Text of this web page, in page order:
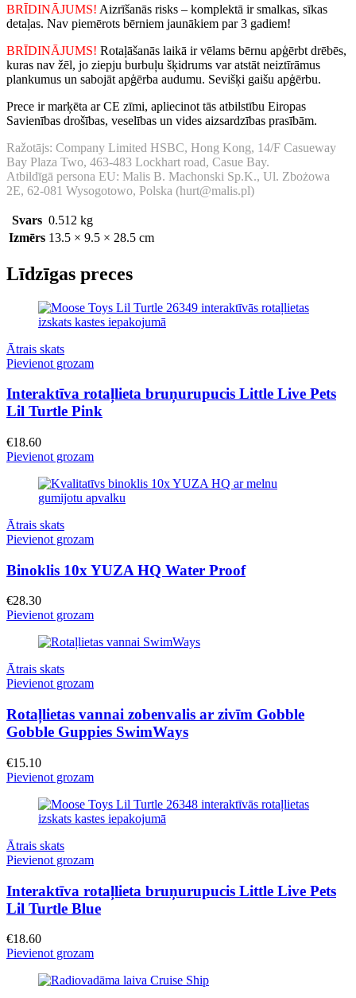
BRĪDINĀJUMS! Aizrīšanās risks – komplektā ir smalkas, sīkas
detaļas. Nav piemērots bērniem jaunākiem par 3 gadiem!
BRĪDINĀJUMS! Rotaļāšanās laikā ir vēlams bērnu apģērbt drēbēs,
kuras nav žēl, jo ziepju burbuļu šķidrums var atstāt neiztīrāmus
plankumus un sabojāt apģērba audumu. Sevišķi gaišu apģērbu.
Prece ir marķēta ar CE zīmi, apliecinot tās atbilstību Eiropas
Savienības drošības, veselības un vides aizsardzības prasībām.
Ražotājs: Company Limited HSBC, Hong Kong, 14/F Casueway
Bay Plaza Two, 463-483 Lockhart road, Casue Bay.
Atbildīgā persona EU: Malis B. Machonski Sp.K., Ul. Zbożowa
2E, 62-081 Wysogotowo, Polska (hurt@malis.pl)
Svars 0.512 kg
Izmērs 13.5 × 9.5 × 28.5 cm
Līdzīgas preces
Ātrais skats
Pievienot grozam
Interaktīva rotaļlieta bruņurupucis Little Live Pets
Lil Turtle Pink
€18.60
Pievienot grozam
Ātrais skats
Pievienot grozam
Binoklis 10x YUZA HQ Water Proof
€28.30
Pievienot grozam
Ātrais skats
Pievienot grozam
Rotaļlietas vannai zobenvalis ar zivīm Gobble
Gobble Guppies SwimWays
€15.10
Pievienot grozam
Ātrais skats
Pievienot grozam
Interaktīva rotaļlieta bruņurupucis Little Live Pets
Lil Turtle Blue
€18.60
Pievienot grozam